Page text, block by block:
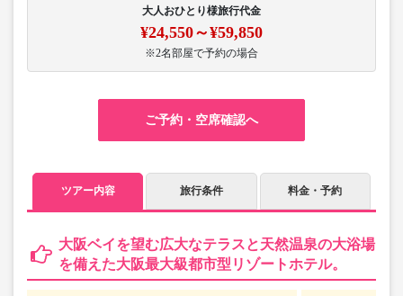
大人おひとり様旅行代金
¥24,550～¥59,850
※2名部屋で予約の場合
ご予約・空席確認へ
ツアー内容 旅行条件 料金・予約
大阪ベイを望む広大なテラスと天然温泉の大浴場
を備えた大阪最大級都市型リゾートホテル。